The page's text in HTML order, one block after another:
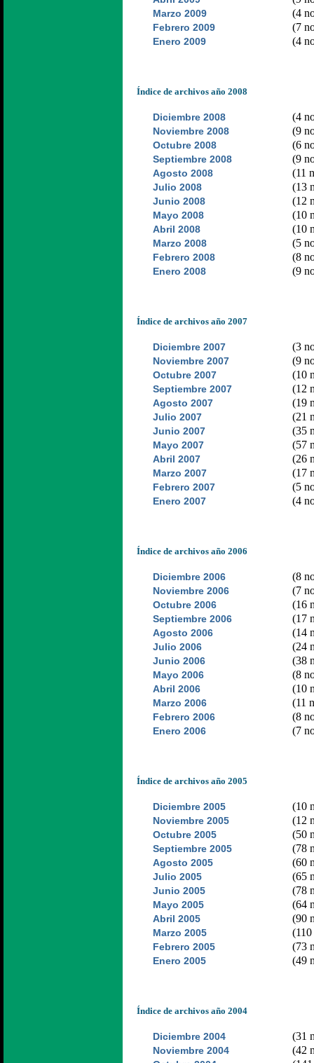
Marzo 2009 (4
Febrero 2009 (7
Enero 2009 (4
Índice de archivos año 2008
Diciembre 2008 (4
Noviembre 2008 (9
Octubre 2008 (6
Septiembre 2008 (9
Agosto 2008 (11
Julio 2008 (13
Junio 2008 (12
Mayo 2008 (10
Abril 2008 (10
Marzo 2008 (5
Febrero 2008 (8
Enero 2008 (9
Índice de archivos año 2007
Diciembre 2007 (3
Noviembre 2007 (9
Octubre 2007 (10
Septiembre 2007 (12
Agosto 2007 (19
Julio 2007 (21
Junio 2007 (35
Mayo 2007 (57
Abril 2007 (26
Marzo 2007 (17
Febrero 2007 (5
Enero 2007 (4
Índice de archivos año 2006
Diciembre 2006 (8
Noviembre 2006 (7
Octubre 2006 (16
Septiembre 2006 (17
Agosto 2006 (14
Julio 2006 (24
Junio 2006 (38
Mayo 2006 (8
Abril 2006 (10
Marzo 2006 (11
Febrero 2006 (8
Enero 2006 (7
Índice de archivos año 2005
Diciembre 2005 (10
Noviembre 2005 (12
Octubre 2005 (50
Septiembre 2005 (78
Agosto 2005 (60
Julio 2005 (65
Junio 2005 (78
Mayo 2005 (64
Abril 2005 (90
Marzo 2005
Febrero 2005 (73
Enero 2005 (49
Índice de archivos año 2004
Diciembre 2004 (31
Noviembre 2004 (42